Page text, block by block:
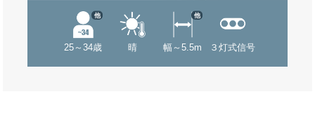
25～34歳
他
晴 幅～5.5m
他
３灯式信号